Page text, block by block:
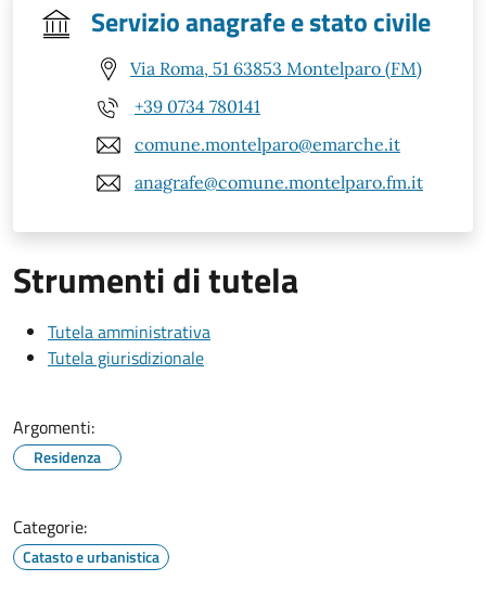
Servizio anagrafe e stato civile
Via Roma, 51 63853 Montelparo (FM)
+39 0734 780141
comune.montelparo@emarche.it
anagrafe@comune.montelparo.fm.it
Strumenti di tutela
Tutela amministrativa
Tutela giurisdizionale
Argomenti:
Residenza
Categorie:
Catasto e urbanistica